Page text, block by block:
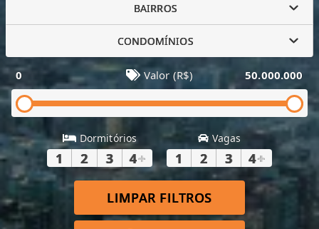
BAIRROS
CONDOMÍNIOS
0 Valor (R$) 50.000.000
Dormitórios
1 2 3 4+
Vagas
1 2 3 4+
LIMPAR FILTROS